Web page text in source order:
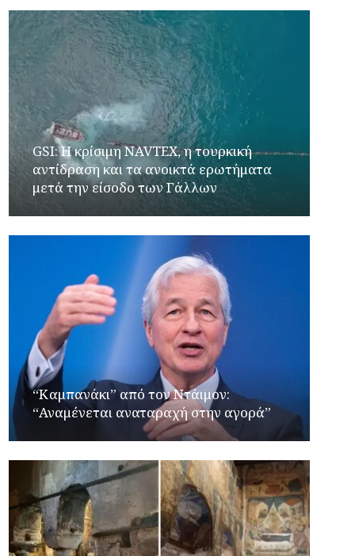
GSI: Η κρίσιμη NAVTEX, η τουρκική
αντίδραση και τα ανοικτά ερωτήματα
μετά την είσοδο των Γάλλων
“Καμπανάκι” από τον Ντάιμον:
“Αναμένεται αναταραχή στην αγορά”